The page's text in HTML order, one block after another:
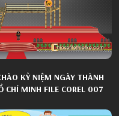
KỶ NIỆM NGÀY THÀNH
CHÍ MINH FILE COREL 007